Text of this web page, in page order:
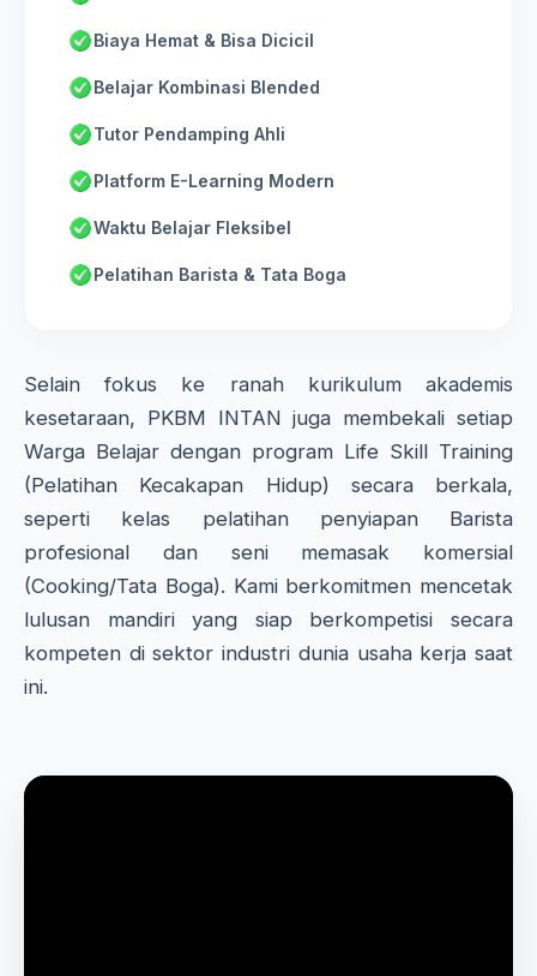
Biaya Hemat & Bisa Dicicil
Belajar Kombinasi Blended
Tutor Pendamping Ahli
Platform E-Learning Modern
Waktu Belajar Fleksibel
Pelatihan Barista & Tata Boga
Selain fokus ke ranah kurikulum akademis
kesetaraan, PKBM INTAN juga membekali setiap
Warga Belajar dengan program Life Skill Training
(Pelatihan Kecakapan Hidup) secara berkala,
seperti kelas pelatihan penyiapan Barista
profesional dan seni memasak komersial
(Cooking/Tata Boga). Kami berkomitmen mencetak
lulusan mandiri yang siap berkompetisi secara
kompeten di sektor industri dunia usaha kerja saat
ini.